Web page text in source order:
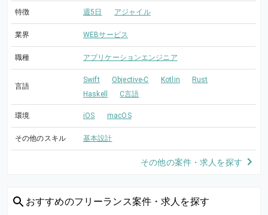
特徴 週5日 アジャイル
業界 WEBサービス
職種 アプリケーションエンジニア
言語
Swift Objective-C Kotlin
Rust
Haskell
C言語
環境 iOS macOS
その他のスキル 基本設計
その他の案件・求人を探す
おすすめのフリーランス案件・求人を探す